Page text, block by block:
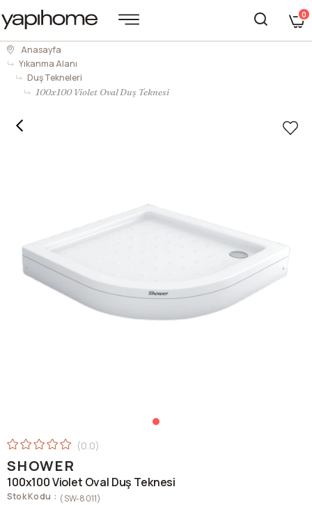
0
Anasayfa
Yıkanma Alanı
Duş Tekneleri
100x100 Violet Oval Duş Teknesi
0.0
SHOWER
100x100 Violet Oval Duş Teknesi
Stok Kodu (SW-8011)